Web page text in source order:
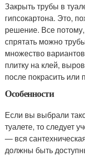
Закрыть трубы в
гипсокартона. Это,
решение. Все потому,
спрятать можно
множество
плитку на клей,
после покрасить или
Особенности
Если вы выбрали
туалете, то следует
— вся
должны быть